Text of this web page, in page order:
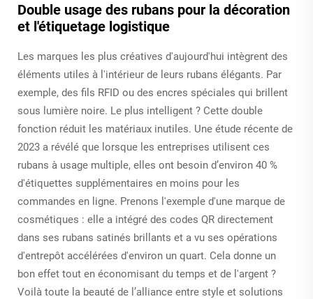
Double usage des rubans pour la décoration
et l'étiquetage logistique
Les marques les plus créatives d'aujourd'hui intègrent des
éléments utiles à l'intérieur de leurs rubans élégants. Par
exemple, des fils RFID ou des encres spéciales qui brillent
sous lumière noire. Le plus intelligent ? Cette double
fonction réduit les matériaux inutiles. Une étude récente de
2023 a révélé que lorsque les entreprises utilisent ces
rubans à usage multiple, elles ont besoin d’environ 40 %
d'étiquettes supplémentaires en moins pour les
commandes en ligne. Prenons l'exemple d'une marque de
cosmétiques : elle a intégré des codes QR directement
dans ses rubans satinés brillants et a vu ses opérations
d'entrepôt accélérées d'environ un quart. Cela donne un
bon effet tout en économisant du temps et de l'argent ?
Voilà toute la beauté de l’alliance entre style et solutions